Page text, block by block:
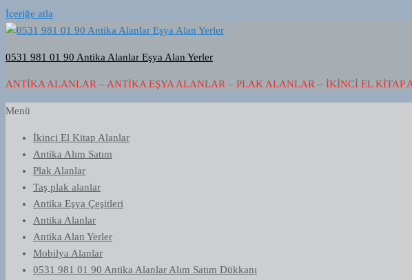
İçeriğe atla
0531 981 01 90 Antika Alanlar Eşya Alan Yerler
ANTIKA ALANLAR – ANTIKA EŞYA ALANLAR – PLAK ALANLAR – İKINCI EL KITAP
Menü
İkinci El Kitap Alanlar
Antika Alım Satım
Plak Alanlar
Taş plak alanlar
Antika Eşya Çeşitleri
Antika Alanlar
Antika Alan Yerler
Mobilya Alanlar
0531 981 01 90 Antika Alanlar Alım Satım Dükkanı